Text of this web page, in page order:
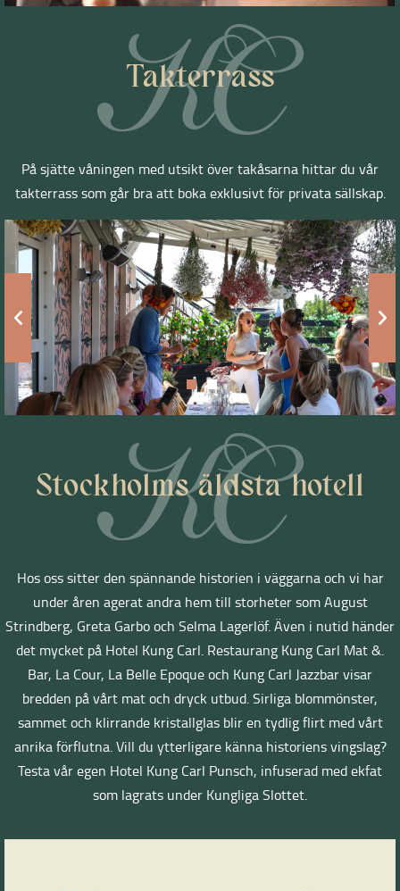
Takterrass
På sjätte våningen med utsikt över takåsarna hittar du vår
takterrass som går bra att boka exklusivt för privata sällskap.
Stockholms äldsta hotell
Hos oss sitter den spännande historien i väggarna och vi har
under åren agerat andra hem till storheter som August
Strindberg, Greta Garbo och Selma Lagerlöf. Även i nutid händer
det mycket på Hotel Kung Carl. Restaurang Kung Carl Mat &.
Bar, La Cour, La Belle Epoque och Kung Carl Jazzbar visar
bredden på vårt mat och dryck utbud. Sirliga blommönster,
sammet och klirrande kristallglas blir en tydlig flirt med vårt
anrika förflutna. Vill du ytterligare känna historiens vingslag?
Testa vår egen Hotel Kung Carl Punsch, infuserad med ekfat
som lagrats under Kungliga Slottet.